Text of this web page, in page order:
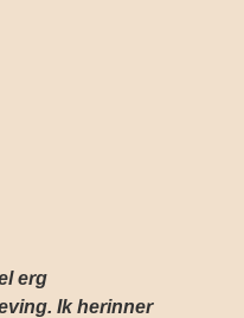
erg
Ik herinner